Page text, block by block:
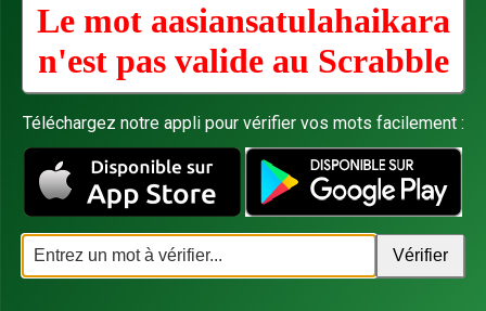
Le mot aasiansatulahaikara
n'est pas valide au Scrabble
Téléchargez notre appli pour vérifier vos mots facilement :